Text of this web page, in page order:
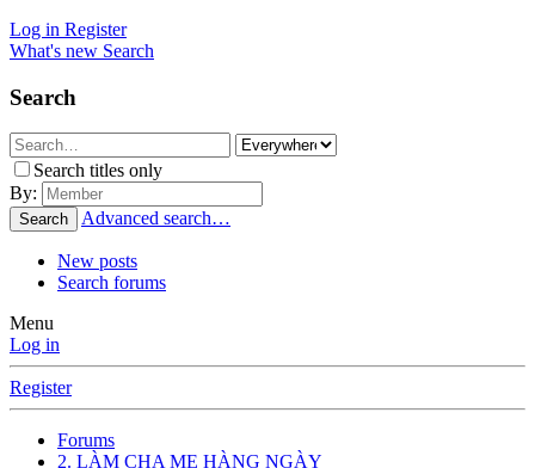
Log in Register
What's new Search
Search
Search titles only
By:
Search Advanced search…
New posts
Search forums
Menu
Log in
Register
Forums
2. LÀM CHA MẸ HÀNG NGÀY